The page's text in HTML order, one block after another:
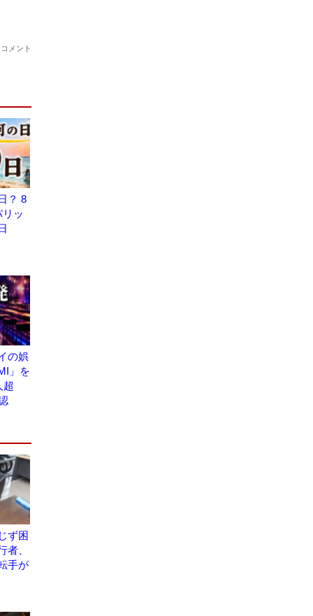
？ 8
ッ
の娯
」を
超
ず困
者、
手が